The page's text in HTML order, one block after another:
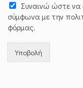
Συναινώ ώστε να
σύμφωνα με την
φόρμας.
Υποβολή